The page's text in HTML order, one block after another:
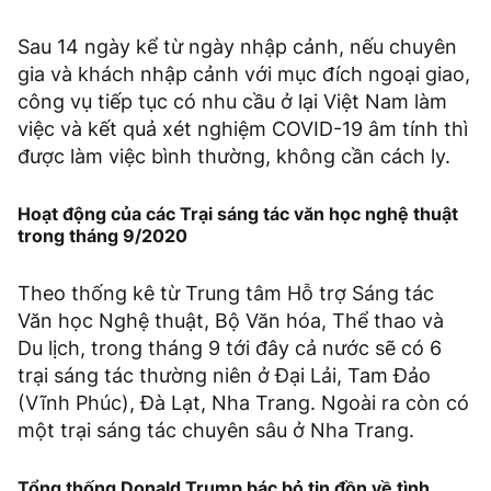
Sau 14 ngày kể từ ngày nhập cảnh, nếu chuyên
gia và khách nhập cảnh với mục đích ngoại giao,
công vụ tiếp tục có nhu cầu ở lại Việt Nam làm
việc và kết quả xét nghiệm COVID-19 âm tính thì
được làm việc bình thường, không cần cách ly.
Hoạt động của các Trại sáng tác văn học nghệ thuật
trong tháng 9/2020
Theo thống kê từ Trung tâm Hỗ trợ Sáng tác
Văn học Nghệ thuật, Bộ Văn hóa, Thể thao và
Du lịch, trong tháng 9 tới đây cả nước sẽ có 6
trại sáng tác thường niên ở Đại Lải, Tam Đảo
(Vĩnh Phúc), Đà Lạt, Nha Trang. Ngoài ra còn có
một trại sáng tác chuyên sâu ở Nha Trang.